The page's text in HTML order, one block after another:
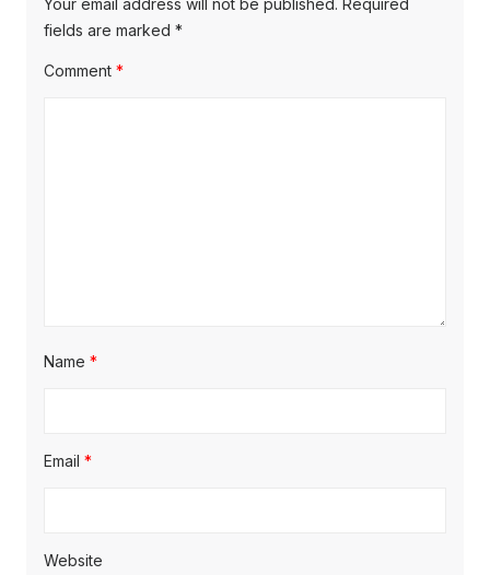
Your email address will not be published. Required
fields are marked *
Comment *
Name *
Email *
Website